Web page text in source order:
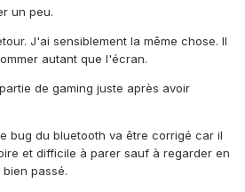
un peu.
J'ai sensiblement la même chose. Il
autant que l'écran.
de gaming juste après avoir
bug du bluetooth va être corrigé car il
et difficile à parer sauf à regarder en
passé.